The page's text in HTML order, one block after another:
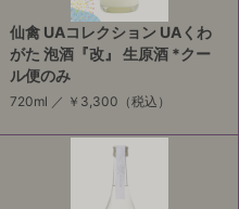
仙禽 UAコレクション UAくわ
がた 泡酒『改』 生原酒 *クー
ル便のみ
720ml ／ ￥3,300 （税込）